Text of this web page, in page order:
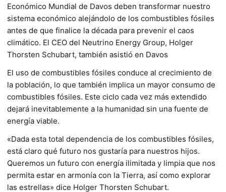
Económico Mundial de Davos deben transformar nuestro
sistema económico alejándolo de los combustibles fósiles
antes de que finalice la década para prevenir el caos
climático. El CEO del Neutrino Energy Group, Holger
Thorsten Schubart, también asistió en Davos
El uso de combustibles fósiles conduce al crecimiento de
la población, lo que también implica un mayor consumo de
combustibles fósiles. Este ciclo cada vez más extendido
dejará inevitablemente a la humanidad sin una fuente de
energía viable.
«Dada esta total dependencia de los combustibles fósiles,
está claro qué futuro nos gustaría para nuestros hijos.
Queremos un futuro con energía ilimitada y limpia que nos
permita estar en armonía con la Tierra, así como explorar
las estrellas» dice Holger Thorsten Schubart.